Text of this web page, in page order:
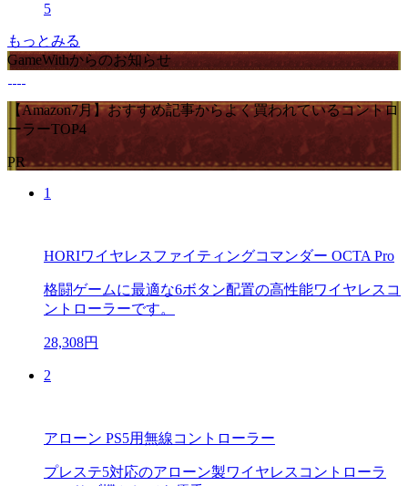
5
もっとみる
GameWithからのお知らせ
【Amazon7月】おすすめ記事からよく買われているコントロ
ーラーTOP4
PR
1
HORIワイヤレスファイティングコマンダー OCTA Pro
格闘ゲームに最適な6ボタン配置の高性能ワイヤレスコ
ントローラーです。
28,308円
2
アローン PS5用無線コントローラー
プレステ5対応のアローン製ワイヤレスコントローラ